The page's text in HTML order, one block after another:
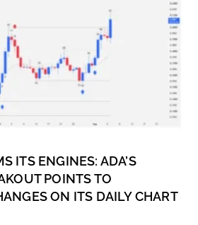
ITS ENGINES: ADA’S
POINTS TO
ON ITS DAILY CHART